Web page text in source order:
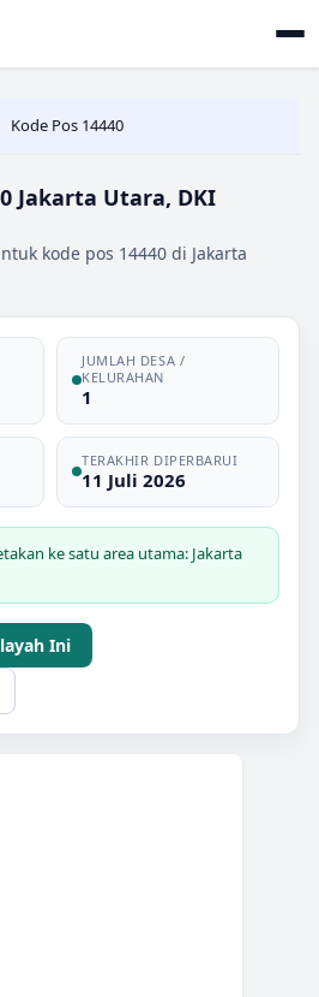
Kode Pos 14440
Jakarta Utara, DKI
kode pos 14440 di Jakarta
JUMLAH DESA /
KELURAHAN
1
TERAKHIR DIPERBARUI
11 Juli 2026
ke satu area utama: Jakarta
Ini